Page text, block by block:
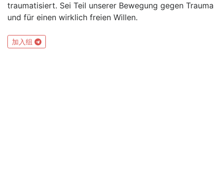
traumatisiert. Sei Teil unserer Bewegung gegen Trauma
und für einen wirklich freien Willen.
加入组